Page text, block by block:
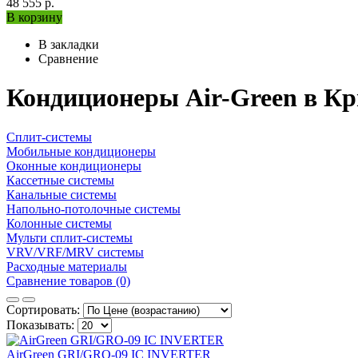
48 555 р.
В корзину
В закладки
Сравнение
Кондиционеры Air-Green в
Сплит-системы
Мобильные кондиционеры
Оконные кондиционеры
Кассетные системы
Канальные системы
Напольно-потолочные системы
Колонные системы
Мульти сплит-системы
VRV/VRF/MRV системы
Расходные материалы
Сравнение товаров (0)
Сортировать:
Показывать:
AirGreen GRI/GRO-09 IC INVERTЕR